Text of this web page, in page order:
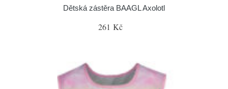
Dětská zástěra BAAGL Axolotl
261 Kč